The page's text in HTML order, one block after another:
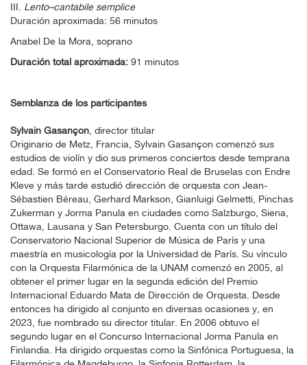
III. Lento–cantabile semplice
Duración aproximada: 56 minutos
Anabel De la Mora, soprano
Duración total aproximada: 91 minutos
Semblanza de los participantes
Sylvain Gasançon, director titular
Originario de Metz, Francia, Sylvain Gasançon comenzó sus
estudios de violín y dio sus primeros conciertos desde temprana
edad. Se formó en el Conservatorio Real de Bruselas con Endre
Kleve y más tarde estudió dirección de orquesta con Jean-
Sébastien Béreau, Gerhard Markson, Gianluigi Gelmetti, Pinchas
Zukerman y Jorma Panula en ciudades como Salzburgo, Siena,
Ottawa, Lausana y San Petersburgo. Cuenta con un título del
Conservatorio Nacional Superior de Música de París y una
maestría en musicología por la Universidad de París. Su vínculo
con la Orquesta Filarmónica de la UNAM comenzó en 2005, al
obtener el primer lugar en la segunda edición del Premio
Internacional Eduardo Mata de Dirección de Orquesta. Desde
entonces ha dirigido al conjunto en diversas ocasiones y, en
2023, fue nombrado su director titular. En 2006 obtuvo el
segundo lugar en el Concurso Internacional Jorma Panula en
Finlandia. Ha dirigido orquestas como la Sinfónica Portuguesa, la